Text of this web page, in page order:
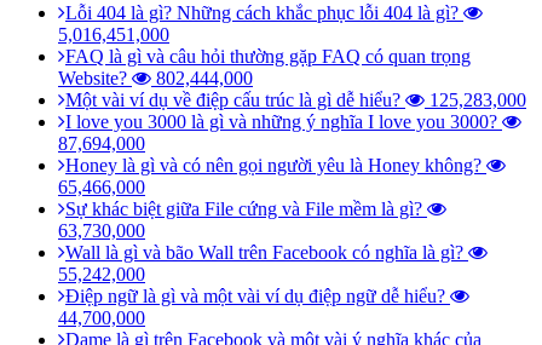
Lỗi 404 là gì? Những cách khắc phục lỗi 404 là gì?
5,016,451,000
FAQ là gì và câu hỏi thường gặp FAQ có quan trọng
Website?
802,444,000
Một vài ví dụ về điệp cấu trúc là gì dễ hiểu?
125,283,000
I love you 3000 là gì và những ý nghĩa I love you 3000?
87,694,000
Honey là gì và có nên gọi người yêu là Honey không?
65,466,000
Sự khác biệt giữa File cứng và File mềm là gì?
63,730,000
Wall là gì và bão Wall trên Facebook có nghĩa là gì?
55,242,000
Điệp ngữ là gì và một vài ví dụ điệp ngữ dễ hiểu?
44,700,000
Dame là gì trên Facebook và một vài ý nghĩa khác của